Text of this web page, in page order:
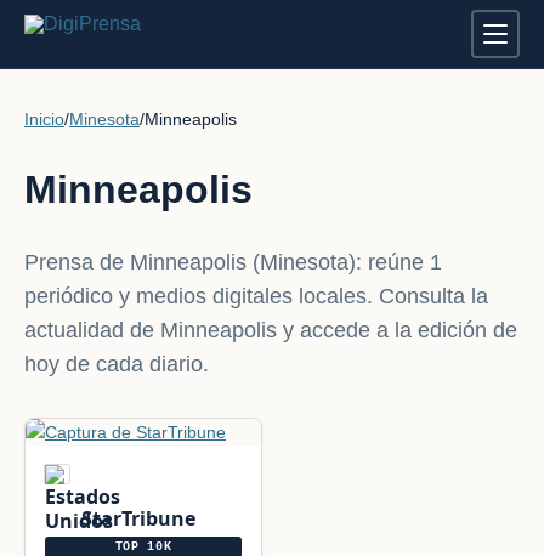
Inicio/Minesota/Minneapolis
Minneapolis
Prensa de Minneapolis (Minesota): reúne 1
periódico y medios digitales locales. Consulta la
actualidad de Minneapolis y accede a la edición de
hoy de cada diario.
StarTribune
TOP 10K